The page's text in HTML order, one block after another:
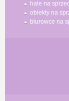
hale na
obiekty na
biurowce na